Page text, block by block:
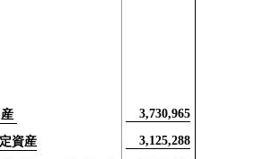
3,730,965
資産 3,125,288